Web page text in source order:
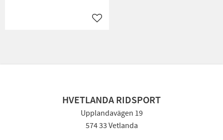
Lägg till i favoriter
HVETLANDA RIDSPORT
Upplandavägen 19
574 33 Vetlanda